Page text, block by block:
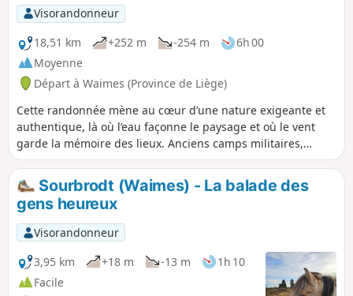
Visorandonneur
18,51 km
+252 m -254 m
6h 00
Moyenne
Départ à Waimes (Province de Liège)
Cette randonnée mène au cœur d’une nature exigeante et
authentique, là où l’eau façonne le paysage et où le vent
garde la mémoire des lieux. Anciens camps militaires,
toponymie d’influence germanique et reliefs rudes
racontent une histoire marquée par les frontières et le
temps.Tourbières nées après la dernière glaciation, sols
acides et roches schisteuses composent un décor typique
des Hautes Fagnes. Ruisseaux clairs, rivières sombres
chargées de tourbe et sources froides accompagnent la
marche.Forêts profondes, landes ouvertes et clairières se
succèdent, abritant une faune discrète et une flore
spécialisée. Une randonnée à la fois sauvage et apaisante,
Sourbrodt (Waimes) - La balade des
gens heureux
Visorandonneur
3,95 km
+18 m -13 m
1h 10
Facile